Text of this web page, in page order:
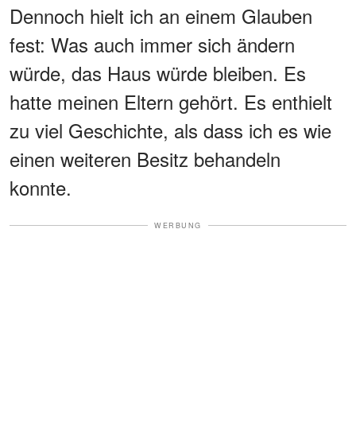
Dennoch hielt ich an einem Glauben
fest: Was auch immer sich ändern
würde, das Haus würde bleiben. Es
hatte meinen Eltern gehört. Es enthielt
zu viel Geschichte, als dass ich es wie
einen weiteren Besitz behandeln
konnte.
WERBUNG